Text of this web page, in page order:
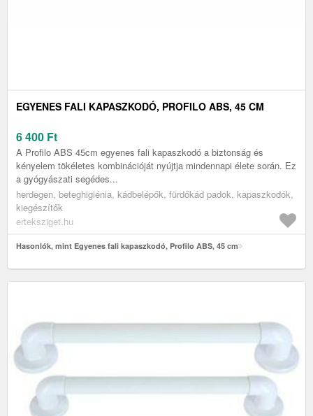
EGYENES FALI KAPASZKODÓ, PROFILO ABS, 45 CM
6 400 Ft
A Profilo ABS 45cm egyenes fali kapaszkodó a biztonság és
kényelem tökéletes kombinációját nyújtja mindennapi élete során. Ez
a gyógyászati segédes...
herdegen, beteghigiénia, kádbelépők, fürdőkád padok, kapaszkodók,
kiegészítők
erteksziget.hu
Hasonlók, mint Egyenes fali kapaszkodó, Profilo ABS, 45 cm